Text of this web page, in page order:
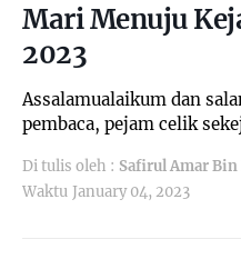
Mari Menuju
2023
Assalamualaikum dan
pembaca, pejam celik
Di tulis oleh : Safirul Amar
Waktu January 04, 2023